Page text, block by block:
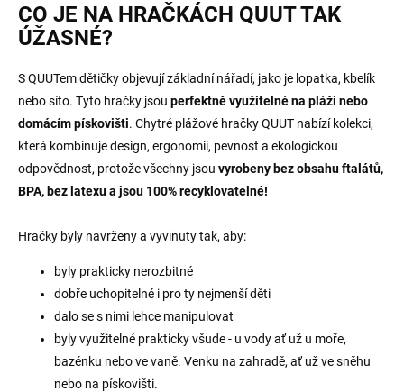
CO JE NA HRAČKÁCH QUUT TAK
ÚŽASNÉ?
S QUUTem dětičky objevují základní nářadí, jako je lopatka, kbelík
nebo síto. Tyto hračky jsou perfektně využitelné na pláži nebo
domácím pískovišti. Chytré plážové hračky QUUT nabízí kolekci,
která kombinuje design, ergonomii, pevnost a ekologickou
odpovědnost, protože všechny jsou vyrobeny bez obsahu ftalátů,
BPA, bez latexu a jsou 100% recyklovatelné!
Hračky byly navrženy a vyvinuty tak, aby:
byly prakticky nerozbitné
dobře uchopitelné i pro ty nejmenší děti
dalo se s nimi lehce manipulovat
byly využitelné prakticky všude - u vody ať už u moře,
bazénku nebo ve vaně. Venku na zahradě, ať už ve sněhu
nebo na pískovišti.